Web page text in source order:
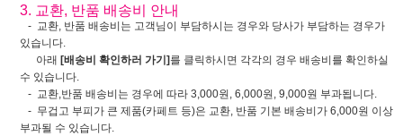
3. 교환, 반품 배송비 안내
- 교환, 반품 배송비는 고객님이 부담하시는 경우와 당사가 부담하는 경우가
있습니다.
아래 [배송비 확인하러 가기] 를 클릭하시면 각각의 경우 배송비를 확인하실
수 있습니다.
- 교환,반품 배송비는 경우에 따라 3,000원, 6,000원, 9,000원 부과됩니다.
- 무겁고 부피가 큰 제품(카페트 등)은 교환, 반품 기본 배송비가 6,000원 이상
부과될 수 있습니다.